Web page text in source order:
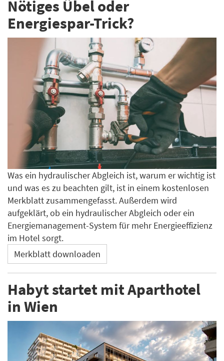
Nötiges Übel oder
Energiespar-Trick?
Was ein hydraulischer Abgleich ist, warum er wichtig ist
und was es zu beachten gilt, ist in einem kostenlosen
Merkblatt zusammengefasst. Außerdem wird
aufgeklärt, ob ein hydraulischer Abgleich oder ein
Energiemanagement-System für mehr Energieeffizienz
im Hotel sorgt.
Merkblatt downloaden
Habyt startet mit Aparthotel
in Wien